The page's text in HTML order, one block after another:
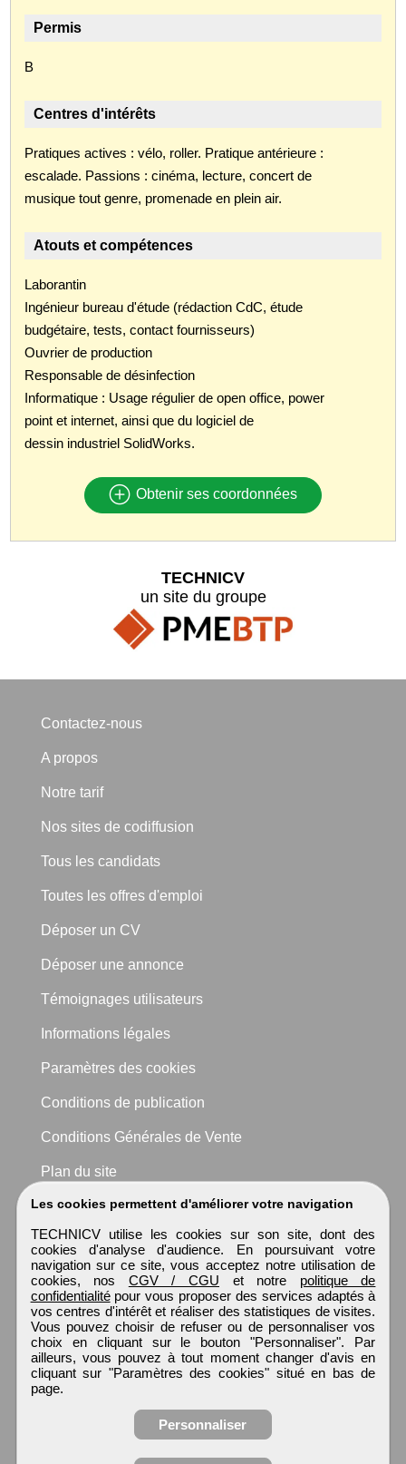
Permis
B
Centres d'intérêts
Pratiques actives : vélo, roller. Pratique antérieure :
escalade. Passions : cinéma, lecture, concert de
musique tout genre, promenade en plein air.
Atouts et compétences
Laborantin
Ingénieur bureau d'étude (rédaction CdC, étude
budgétaire, tests, contact fournisseurs)
Ouvrier de production
Responsable de désinfection
Informatique : Usage régulier de open office, power
point et internet, ainsi que du logiciel de
dessin industriel SolidWorks.
Obtenir ses coordonnées
Les cookies permettent d'améliorer votre navigation
TECHNICV utilise les cookies sur son site, dont des
cookies d'analyse d'audience. En poursuivant votre
navigation sur ce site, vous acceptez notre utilisation de
cookies, nos CGV / CGU et notre politique de
confidentialitépour vous proposer des services adaptés à
vos centres d'intérêt et réaliser des statistiques de visites.
Vous pouvez choisir de refuser ou de personnaliser vos
choix en cliquant sur le bouton "Personnaliser". Par
ailleurs, vous pouvez à tout moment changer d'avis en
cliquant sur "Paramètres des cookies" situé en bas de
page.
Personnaliser
TECHNICV
un site du groupe
Contactez-nous
A propos
Notre tarif
Nos sites de codiffusion
Tous les candidats
Toutes les offres d'emploi
Déposer un CV
Déposer une annonce
Témoignages utilisateurs
Informations légales
Paramètres des cookies
Conditions de publication
Conditions Générales de Vente
Plan du site